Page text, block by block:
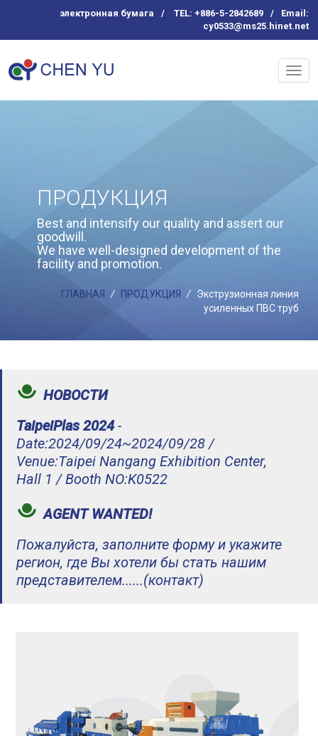
электронная бумага / TEL: +886-5-2842689 /
Email:
cy0533@ms25.hinet.net
ПРОДУКЦИЯ
Best and intensify our quality and assert our
goodwill.
We have well-designed development of the
facility and promotion.
ГЛАВНАЯ / ПРОДУКЦИЯ / Экструзионная линия
усиленных ПВС труб
НОВОСТИ
TaipeiPlas 2024-
Date:2024/09/24~2024/09/28 /
Venue:Taipei Nangang Exhibition Center,
Hall 1 / Booth NO:K0522
AGENT WANTED!
Пожалуйста, заполните форму и укажите
регион, где Вы хотели бы стать нашим
представителем......(контакт)